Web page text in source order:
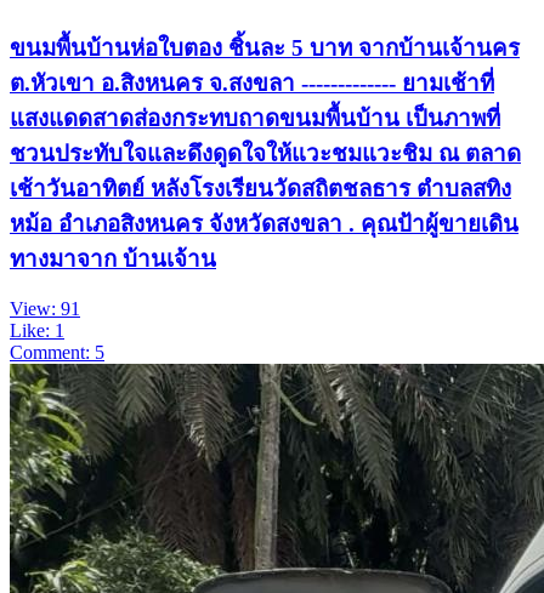
ขนมพื้นบ้านห่อใบตอง ชิ้นละ 5 บาท จากบ้านเจ้านคร
ต.หัวเขา อ.สิงหนคร จ.สงขลา ------------- ยามเช้าที่
แสงแดดสาดส่องกระทบถาดขนมพื้นบ้าน เป็นภาพที่
ชวนประทับใจและดึงดูดใจให้แวะชมแวะชิม ณ ตลาด
เช้าวันอาทิตย์ หลังโรงเรียนวัดสถิตชลธาร ตำบลสทิง
หม้อ อำเภอสิงหนคร จังหวัดสงขลา . คุณป้าผู้ขายเดิน
ทางมาจาก บ้านเจ้าน
View: 91
Like: 1
Comment: 5